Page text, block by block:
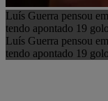
Luís Guerra pensou
tendo apontado 19
Luís Guerra pensou
tendo apontado 19